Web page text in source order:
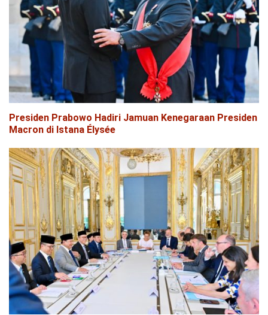
Presiden Prabowo Hadiri Jamuan Kenegaraan Presiden
Macron di Istana Élysée